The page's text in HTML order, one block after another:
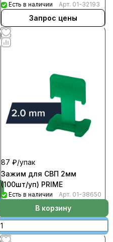
Есть в наличии Арт. 01-32193
Запрос цены
87 ₽/упак
Зажим для СВП 2мм
(100шт/уп) PRIME
Есть в наличии Арт. 01-38650
В корзину